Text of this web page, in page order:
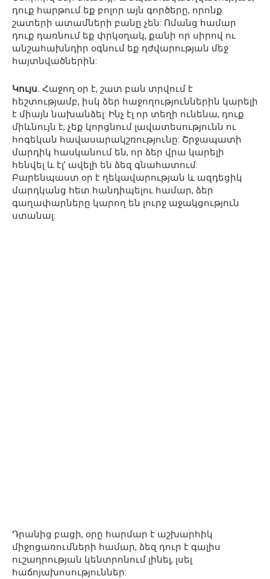
դուք հարթում եք բոլոր այն գործերը, որոնք
շատերի ատամների բանը չեն: Ոմանց համար
դուք դառնում եք փրկօղակ, քանի որ սիրով ու
անշահախնդիր օգնում եք դժվարության մեջ
հայտնվածներին:
Կույս. Հաջող օր է, շատ բան տրվում է
հեշտությամբ, իսկ ձեր հաջողություններին կարելի
է միայն նախանձել: Ինչ էլ որ տեղի ունենա, դուք
միևնույն է, չեք կորցնում լավատեսությունն ու
հոգեկան հավասարակշռությունը: Շրջապատի
մարդիկ հասկանում են, որ ձեր վրա կարելի
հենվել և էլ’ ավելի են ձեզ գնահատում:
Բարենպաստ օր է ղեկավարության և ազդեցիկ
մարդկանց հետ հանդիպելու համար, ձեր
գաղափարները կարող են լուրջ աջակցություն
ստանալ:
Դրանից բացի, օրը հարմար է աշխարհիկ
միջոցառումների համար, ձեզ դուր է գալիս
ուշադրության կենտրոնում լինել, լսել
հաճոյախոսություններ: